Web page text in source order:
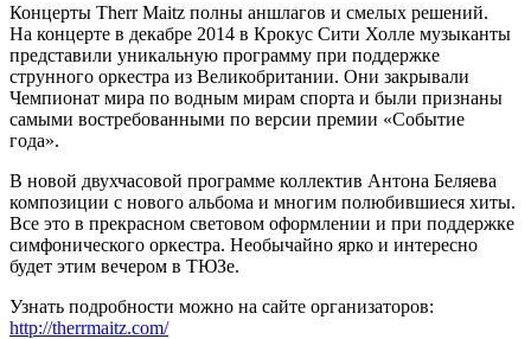
Концерты Therr Maitz полны аншлагов и смелых решений.
На концерте в декабре 2014 в Крокус Сити Холле музыканты
представили уникальную программу при поддержке
струнного оркестра из Великобритании. Они закрывали
Чемпионат мира по водным мирам спорта и были признаны
самыми востребованными по версии премии «Событие
года».
В новой двухчасовой программе коллектив Антона Беляева
композиции с нового альбома и многим полюбившиеся хиты.
Все это в прекрасном световом оформлении и при поддержке
симфонического оркестра. Необычайно ярко и интересно
будет этим вечером в ТЮЗе.
Узнать подробности можно на сайте организаторов:
http://therrmaitz.com/